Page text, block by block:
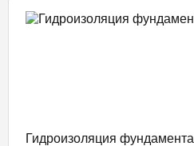
Гидроизоляция фундамента